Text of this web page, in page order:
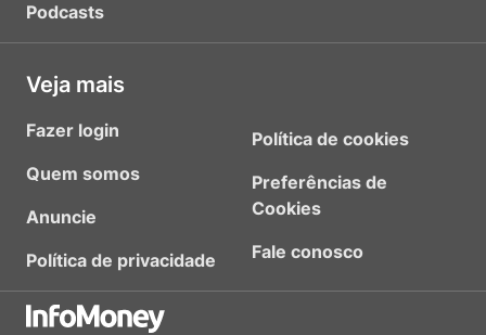
Podcasts
Veja mais
Fazer login
Quem somos
Anuncie
Política de privacidade
Política de cookies
Preferências de
Cookies
Fale conosco